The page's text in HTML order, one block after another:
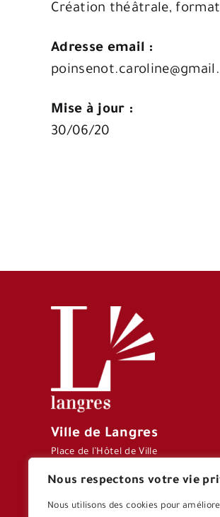
Nous respectons votre vie
Nous utilisons des cookies pour
Création théâtrale,
Adresse email :
Mise à jour :
30/06/20
Ville de Langres
Place de l’Hôtel de Ville
LANGRES CEDEX